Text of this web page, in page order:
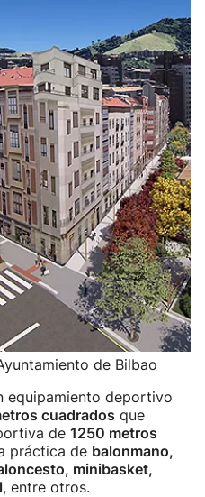
de Bilbao
equipamiento deportivo
cuadrados que
de 1250 metros
práctica de balonmano,
minibasket,
, entre otros.